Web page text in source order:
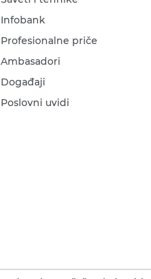
Infobank
Profesionalne priče
Ambasadori
Događaji
Poslovni uvidi